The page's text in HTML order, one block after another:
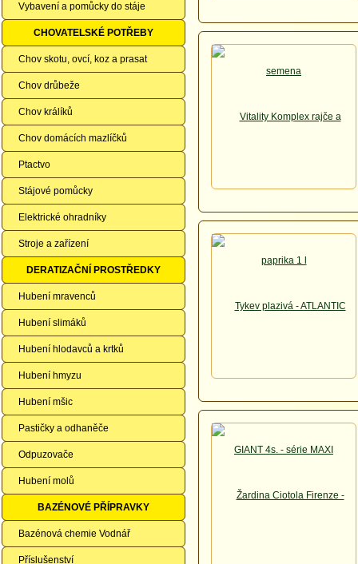
Vybavení a pomůcky do stáje
CHOVATELSKÉ POTŘEBY
Chov skotu, ovcí, koz a prasat
Chov drůbeže
Chov králíků
Chov domácích mazlíčků
Ptactvo
Stájové pomůcky
Elektrické ohradníky
Stroje a zařízení
DERATIZAČNÍ PROSTŘEDKY
Hubení mravenců
Hubení slimáků
Hubení hlodavců a krtků
Hubení hmyzu
Hubení mšic
Pastičky a odhaněče
Odpuzovače
Hubení molů
BAZÉNOVÉ PŘÍPRAVKY
Bazénová chemie Vodnář
Příslušenství